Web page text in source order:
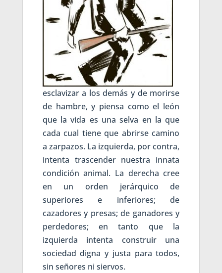
esclavizar a los demás y de morirse
de hambre, y piensa como el león
que la vida es una selva en la que
cada cual tiene que abrirse camino
a zarpazos. La izquierda, por contra,
intenta trascender nuestra innata
condición animal. La derecha cree
en un orden jerárquico de
superiores e inferiores; de
cazadores y presas; de ganadores y
perdedores; en tanto que la
izquierda intenta construir una
sociedad digna y justa para todos,
sin señores ni siervos.